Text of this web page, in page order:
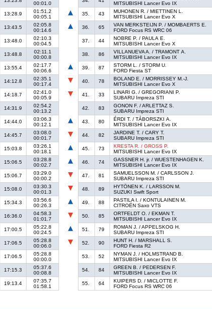
00:01.0
13:28.9
01:51.2
00:05.1
13:43.5
02:05.8
00:14.6
13:48.0
02:10.3
00:04.5
13:48.8
02:11.1
00:00.8
13:55.4
02:17.7
00:06.6
14:12.8
02:35.1
00:17.4
14:18.7
02:41.0
00:05.9
14:31.9
02:54.2
00:13.2
14:44.0
03:06.3
00:12.1
14:45.7
03:08.0
00:01.7
15:03.8
03:26.1
00:18.1
15:06.5
03:28.8
00:02.7
15:06.7
03:29.0
00:00.2
15:08.0
03:30.3
00:01.3
15:34.3
03:56.6
00:26.3
16:36.0
04:58.3
01:01.7
17:00.5
05:22.8
00:24.5
17:06.5
05:28.8
00:06.0
17:06.5
05:28.8
00:00.0
17:15.3
05:37.6
00:08.8
19:13.4
07:35.7
01:58.1
MITSUBISHI Lancer Evo IX
35.
43
MUHONEN R. / MIETTINEN L.
MITSUBISHI Lancer Evo X
36.
65
VAN MERKSTEIJN P. / MOMBAERTS E.
FORD Focus RS WRC 06
37.
44
NOBRE P. / PAULA E.
MITSUBISHI Lancer Evo X
38.
86
VILLANUEVA A. / TRAMONT A.
MITSUBISHI Lancer Evo IX
39.
87
STORM L. / STORM U.
FORD Fiesta ST
40.
78
BOLAND E. / MORRISSEY M.-J.
MITSUBISHI Lancer Evo X
41.
33
LINARI G. / GREGORIANI P.
SUBARU Impreza STI
42.
83
GONON F. / ARLETTAZ S.
SUBARU Impreza STI
43.
80
ÉRDI T. / TÁBORSZKI A.
MITSUBISHI Lancer Evo IX
44.
82
JARDINE T. / CARY T.
SUBARU Impreza STI
45.
73
KRESTA R. / GROSS P.
MITSUBISHI Lancer Evo IX
46.
74
GASSNER H. jr. / WUESTENHAGEN K.
MITSUBISHI Lancer Evo IX
47.
81
SAMUELSSON M. / CARLSSON J.
SUBARU Impreza STI
48.
89
HYTÖNEN K. / LARSSON M.
SUZUKI Swift Sport
49.
88
PASTILA I. / KONTULAINEN M.
CITROËN Saxo VTS
50.
85
ORTFELDT O. / EKMAN T.
MITSUBISHI Lancer Evo IX
51.
79
ROMAN J. / APPELSKOG H.
SUBARU Impreza STI
52.
90
HUNT H. / MARSHALL S.
FORD Fiesta R2
53.
52
NYMAN J. / HOLMSTRAND B.
MITSUBISHI Lancer Evo IX
54.
84
GREEN B. / PEDERSEN F.
MITSUBISHI Lancer Evo IX
55.
64
KUIPERS D. / MICLOTTE F.
FORD Focus RS WRC 06